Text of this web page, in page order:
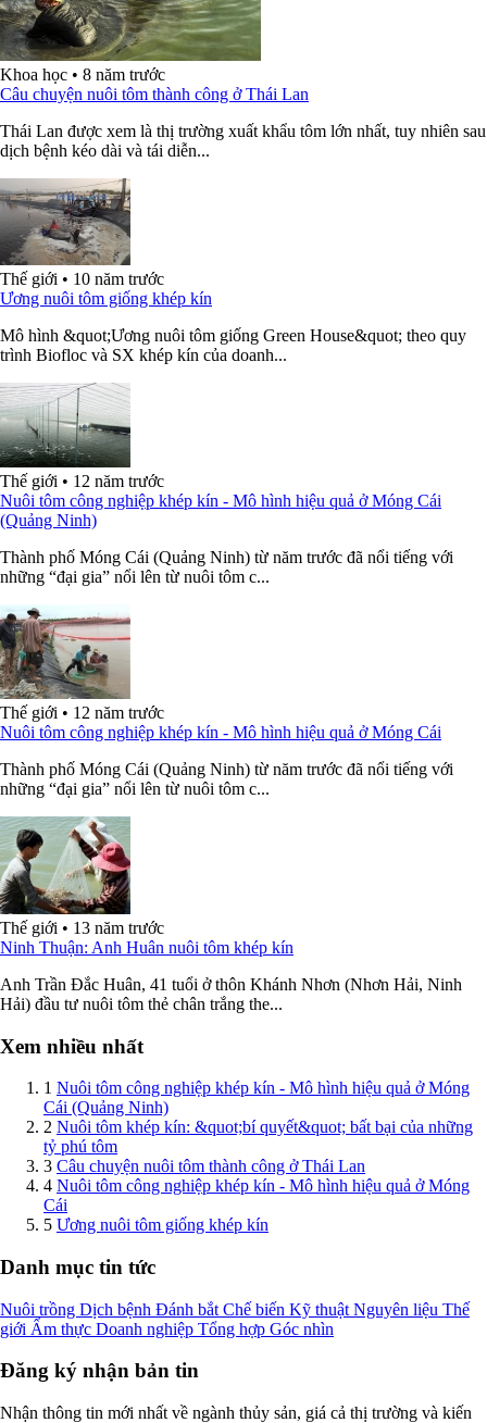
Khoa học • 8 năm trước
Câu chuyện nuôi tôm thành công ở Thái Lan
Thái Lan được xem là thị trường xuất khẩu tôm lớn nhất, tuy nhiên sau
dịch bệnh kéo dài và tái diễn...
Thế giới • 10 năm trước
Ương nuôi tôm giống khép kín
Mô hình &quot;Ương nuôi tôm giống Green House&quot; theo quy
trình Biofloc và SX khép kín của doanh...
Thế giới • 12 năm trước
Nuôi tôm công nghiệp khép kín - Mô hình hiệu quả ở Móng Cái
(Quảng Ninh)
Thành phố Móng Cái (Quảng Ninh) từ năm trước đã nổi tiếng với
những “đại gia” nổi lên từ nuôi tôm c...
Thế giới • 12 năm trước
Nuôi tôm công nghiệp khép kín - Mô hình hiệu quả ở Móng Cái
Thành phố Móng Cái (Quảng Ninh) từ năm trước đã nổi tiếng với
những “đại gia” nổi lên từ nuôi tôm c...
Thế giới • 13 năm trước
Ninh Thuận: Anh Huân nuôi tôm khép kín
Anh Trần Đắc Huân, 41 tuổi ở thôn Khánh Nhơn (Nhơn Hải, Ninh
Hải) đầu tư nuôi tôm thẻ chân trắng the...
Xem nhiều nhất
1 Nuôi tôm công nghiệp khép kín - Mô hình hiệu quả ở Móng
Cái (Quảng Ninh)
2 Nuôi tôm khép kín: &quot;bí quyết&quot; bất bại của những
tỷ phú tôm
3 Câu chuyện nuôi tôm thành công ở Thái Lan
4 Nuôi tôm công nghiệp khép kín - Mô hình hiệu quả ở Móng
Cái
5 Ương nuôi tôm giống khép kín
Danh mục tin tức
Nuôi trồng Dịch bệnh Đánh bắt Chế biến Kỹ thuật Nguyên liệu Thế
giới Ẩm thực Doanh nghiệp Tổng hợp Góc nhìn
Đăng ký nhận bản tin
Nhận thông tin mới nhất về ngành thủy sản, giá cả thị trường và kiến